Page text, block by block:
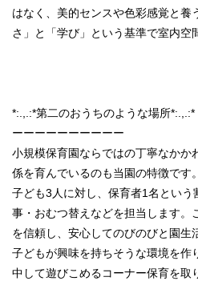
はなく、美的センスや色彩感覚と養
さ」と「学び」という基準で室内空
*:.,.:*第二のおうちのような場所*:.,.:*
ーーーーーーーーーー
小規模保育園ならではの丁寧なかか
係を育んでいるのも当園の特徴です。
子ども3人に対し、保育者1名という
事・おむつ替えなどを担当します。
を信頼し、安心してのびのびと園生
子どもが興味を持ちそうな環境を作
中して遊びこめるコーナー保育を取